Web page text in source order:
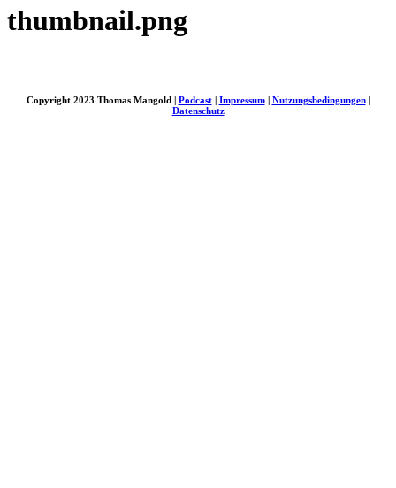
thumbnail.png
Copyright 2023 Thomas Mangold | Podcast| Impressum| Nutzungsbedingungen|
Datenschutz